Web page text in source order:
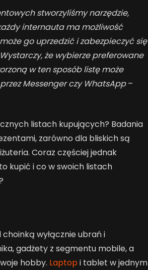
stworzyliśmy narzędzie,
internauta ma możliwość
go uprzedzić i zabezpieczyć się
że wybierze preferowane
w ten sposób listę może
Messenger czy WhatsApp–
listach kupujących? Badania
zarówno dla bliskich są
Coraz częściej jednak
kupić i co w swoich listach
wyłącznie ubrań i
gadżety z segmentu mobile, a
hobby. Laptopi tablet w jednym